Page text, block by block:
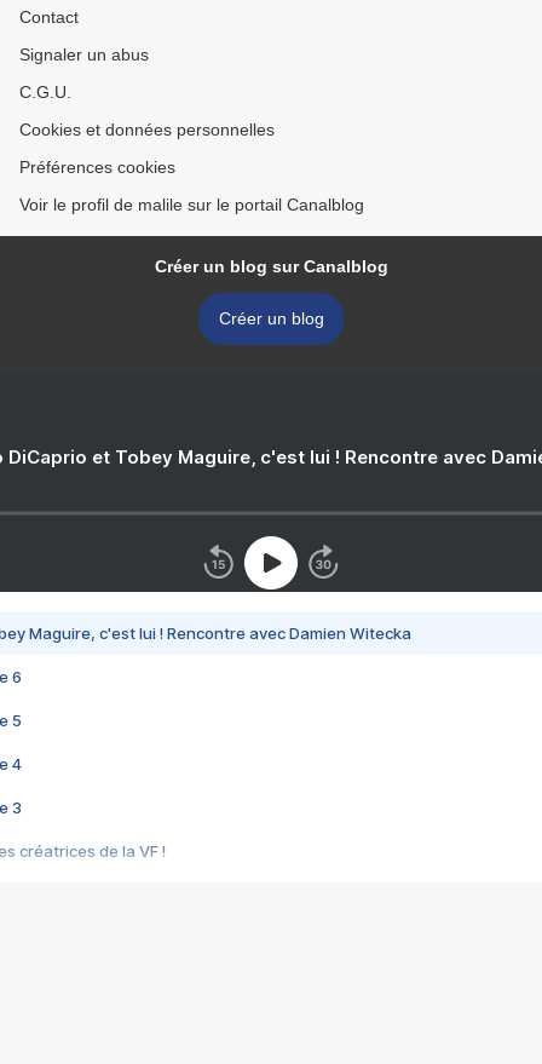
Contact
Signaler un abus
C.G.U.
Cookies et données personnelles
Préférences cookies
Voir le profil de malile sur le portail Canalblog
Créer un blog sur Canalblog
Créer un blog
DiCaprio et Tobey Maguire, c'est lui ! Rencontre avec
Maguire, c'est lui ! Rencontre avec Damien Witecka
6
5
4
3
créatrices de la VF !